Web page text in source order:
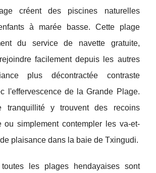
créent des piscines naturelles
à marée basse. Cette plage
du service de navette gratuite,
facilement depuis les autres
plus décontractée contraste
l'effervescence de la Grande Plage.
tranquillité y trouvent des recoins
ou simplement contempler les va-et-
plaisance dans la baie de Txingudi.
toutes les plages hendayaises sont